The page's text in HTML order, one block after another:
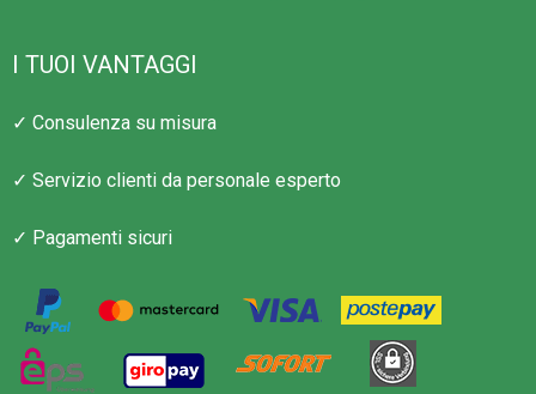
I TUOI VANTAGGI
✓ Consulenza su misura
✓ Servizio clienti da personale esperto
✓ Pagamenti sicuri